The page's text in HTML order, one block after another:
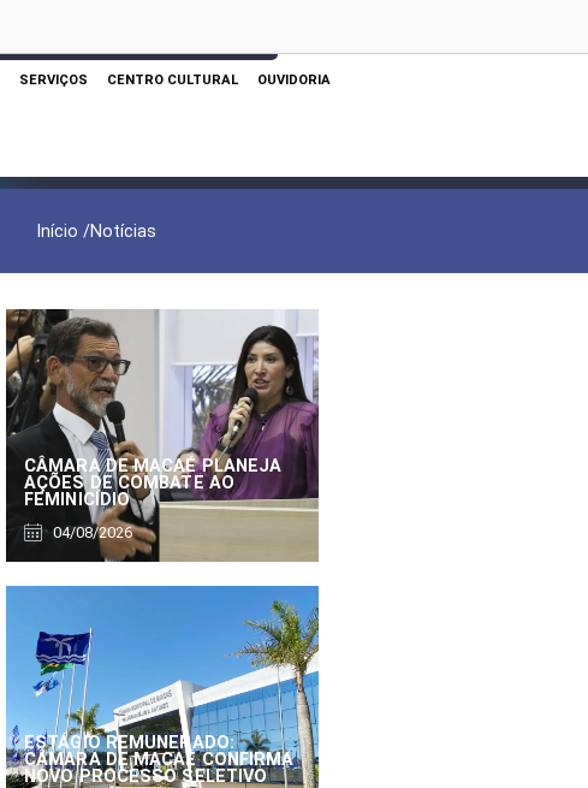
SERVIÇOS CENTRO CULTURAL OUVIDORIA
Início /Notícias
CÂMARA DE MACAÉ PLANEJA
AÇÕES DE COMBATE AO
FEMINICÍDIO
04/08/2026
ESTÁGIO REMUNERADO:
CÂMARA DE MACAÉ CONFIRMA
NOVO PROCESSO SELETIVO